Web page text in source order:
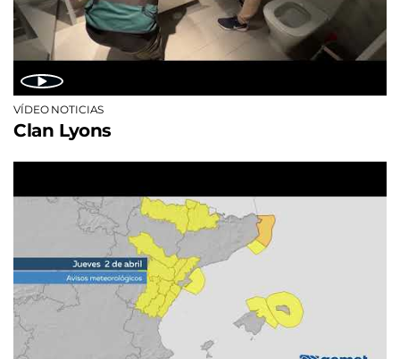
VÍDEO NOTICIAS
Clan Lyons